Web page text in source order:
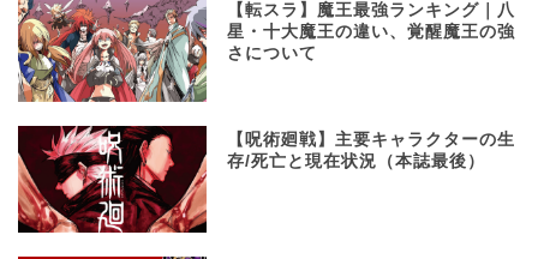
【転スラ】魔王最強ランキング｜八
星・十大魔王の違い、覚醒魔王の強
さについて
【呪術廻戦】主要キャラクターの生
存/死亡と現在状況（本誌最後）